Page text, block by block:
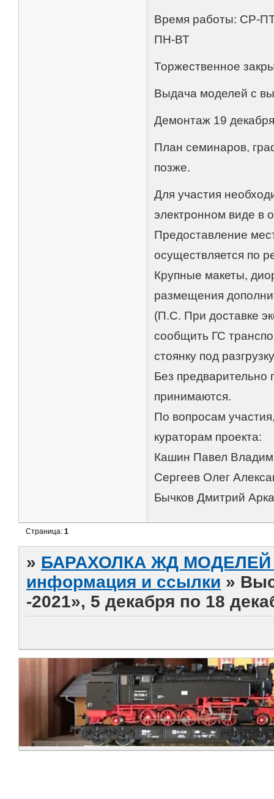
Время работы: СР-
ПН-ВТ
Торжественное
Выдача моделей с
Демонтаж 19
План семинаров,
позже.
Для участия
электронном виде в
Предоставление
осуществляется по
Крупные макеты,
размещения
(П.С. При доставке
сообщить ГС
стоянку под
Без предварительно
принимаются.
По вопросам
кураторам проекта:
Кашин Павел
Сергеев Олег
Бычков Дмитрий
Страница:1
» БАРАХОЛКА ЖД МОДЕЛЕЙ
информация и ссылки »
-2021», 5 декабря по 18